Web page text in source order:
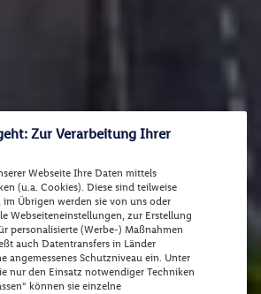
Zur Verarbeitung Ihrer
Webseite Ihre Daten mittels
(u.a. Cookies). Diese sind teilweise
Übrigen werden sie von uns oder
Webseiteneinstellungen, zur Erstellung
personalisierte (Werbe-) Maßnahmen
auch Datentransfers in Länder
angemessenes Schutzniveau ein. Unter
nur den Einsatz notwendiger Techniken
können sie einzelne